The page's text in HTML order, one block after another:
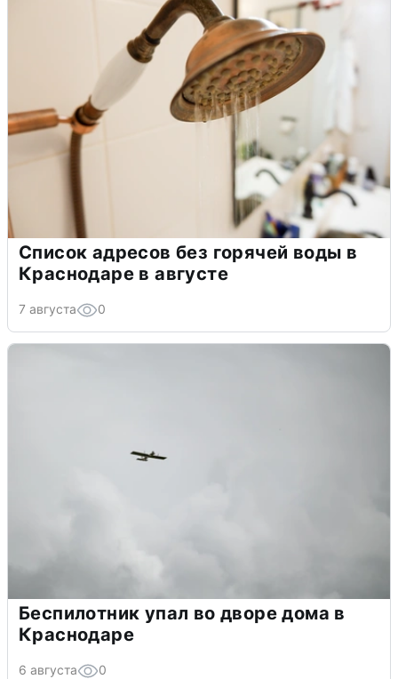
Список адресов без горячей воды в
Краснодаре в августе
7 августа 0
Беспилотник упал во дворе дома в
Краснодаре
6 августа 0